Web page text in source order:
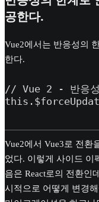
공한다.
Vue2에서는 반응성의
한다.
// Vue 2 - 반응성
Vue2에서 Vue3로 전환
었다. 이렇게 사이드 이
음은 React로의 전환인
시적으로 어떻게 변경